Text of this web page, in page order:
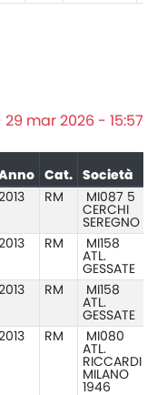
mar 2026 - 15:57
Cat. Società
RM
MI087 5
CERCHI
SEREGNO
RM
MI158
ATL.
GESSATE
RM
MI158
ATL.
GESSATE
RM
MI080
ATL.
RICCARDI
MILANO
1946